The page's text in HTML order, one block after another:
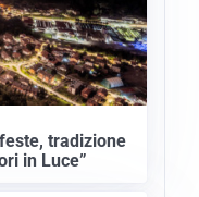
tradizione
in Luce”